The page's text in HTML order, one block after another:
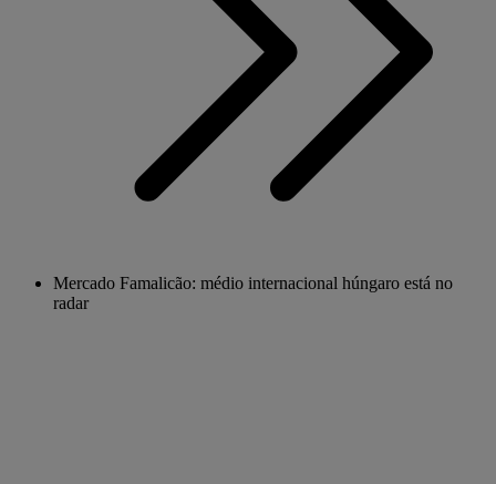
Mercado Famalicão: médio internacional húngaro está no
radar